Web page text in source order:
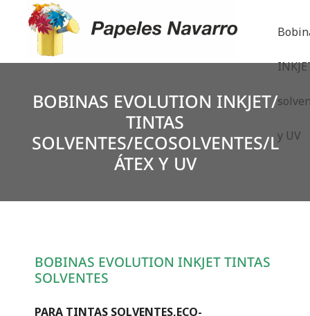
y UV
BOBINAS EVOLUTION INKJET/
TINTAS
SOLVENTES/ECOSOLVENTES/L
ÁTEX Y UV
BOBINAS EVOLUTION INKJET TINTAS
SOLVENTES
PARA TINTAS SOLVENTES,ECO-